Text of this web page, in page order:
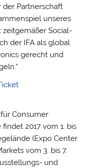
der Partnerschaft
unseres
Social-
der IFA als global
gerecht und
Consumer
2017 vom 1. bis
(Expo Center
vom 3. bis 7.
und